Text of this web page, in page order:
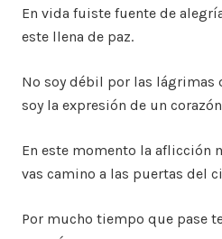
En vida fuiste fuente de
este llena de paz.
No soy débil por las lágrimas
soy la expresión de un
En este momento la aflicción
vas camino a las puertas del
Por mucho tiempo que pase